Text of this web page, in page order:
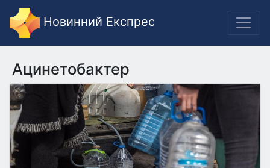
Новинний Експрес
Ацинетобактер